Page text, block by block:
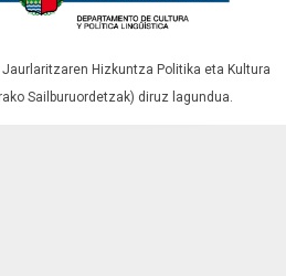
Jaurlaritzaren Hizkuntza Politika eta Kultura
Sailburuordetzak) diruz lagundua.